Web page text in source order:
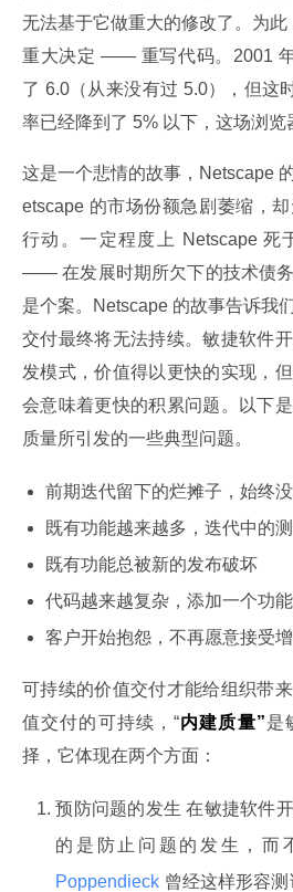
无法基于它做重大的修改了。为
重大决定 —— 重写代码。2001
了 6.0（从来没有过 5.0），但这
率已经降到了 5% 以下，这场浏览
这是一个悲情的故事，Netscape
etscape 的市场份额急剧萎缩，
行动。一定程度上 Netscape 死
—— 在发展时期所欠下的技术债
是个案。Netscape 的故事告诉我
交付最终将无法持续。敏捷软件
发模式，价值得以更快的实现，
会意味着更快的积累问题。以下
质量所引发的一些典型问题。
前期迭代留下的烂摊子，始终
既有功能越来越多，迭代中的
既有功能总被新的发布破坏
代码越来越复杂，添加一个功
客户开始抱怨，不再愿意接受
可持续的价值交付才能给组织带
值交付的可持续，“内建质量”是
择，它体现在两个方面：
预防问题的发生 在敏捷软件
的是防止问题的发生，而
Poppendieck 曾经这样形容